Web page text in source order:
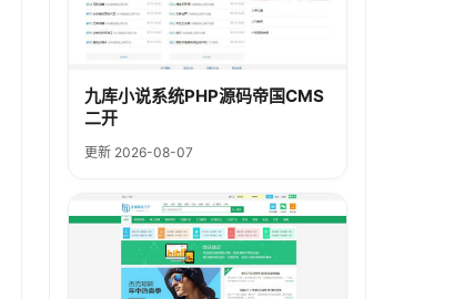
九库小说系统PHP源码帝国CMS
二开
更新 2026-08-07